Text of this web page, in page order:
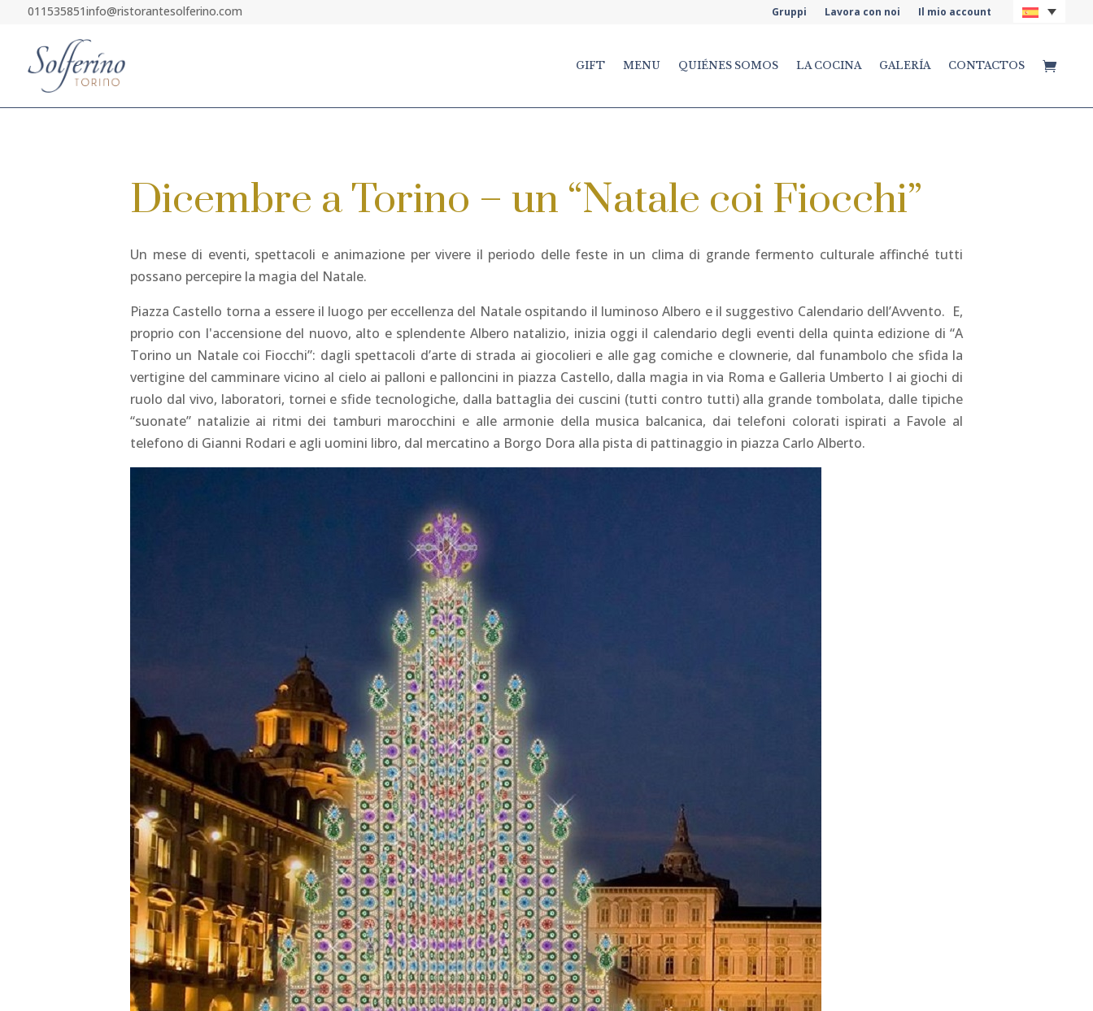
011535851info@ristorantesolferino.com Gruppi Lavora con noi Il mio account
GIFT MENU QUIÉNES SOMOS LA COCINA GALERÍA CONTACTOS
Dicembre a Torino – un “Natale coi Fiocchi”
Un mese di eventi, spettacoli e animazione per vivere il periodo delle feste in un clima di grande fermento culturale affinché tutti
possano percepire la magia del Natale.
Piazza Castello torna a essere il luogo per eccellenza del Natale ospitando il luminoso Albero e il suggestivo Calendario dell’Avvento. E,
proprio con l'accensione del nuovo, alto e splendente Albero natalizio, inizia oggi il calendario degli eventi della quinta edizione di “A
Torino un Natale coi Fiocchi”: dagli spettacoli d’arte di strada ai giocolieri e alle gag comiche e clownerie, dal funambolo che sfida la
vertigine del camminare vicino al cielo ai palloni e palloncini in piazza Castello, dalla magia in via Roma e Galleria Umberto I ai giochi di
ruolo dal vivo, laboratori, tornei e sfide tecnologiche, dalla battaglia dei cuscini (tutti contro tutti) alla grande tombolata, dalle tipiche
“suonate” natalizie ai ritmi dei tamburi marocchini e alle armonie della musica balcanica, dai telefoni colorati ispirati a Favole al
telefono di Gianni Rodari e agli uomini libro, dal mercatino a Borgo Dora alla pista di pattinaggio in piazza Carlo Alberto.